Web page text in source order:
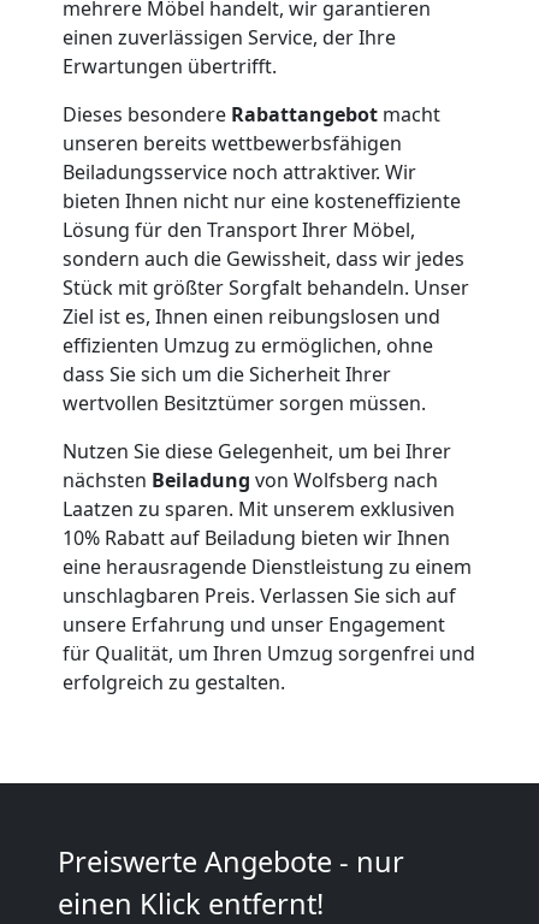
mehrere Möbel handelt, wir garantieren
einen zuverlässigen Service, der Ihre
Erwartungen übertrifft.
Dieses besondere Rabattangebot macht
unseren bereits wettbewerbsfähigen
Beiladungsservice noch attraktiver. Wir
bieten Ihnen nicht nur eine kosteneffiziente
Lösung für den Transport Ihrer Möbel,
sondern auch die Gewissheit, dass wir jedes
Stück mit größter Sorgfalt behandeln. Unser
Ziel ist es, Ihnen einen reibungslosen und
effizienten Umzug zu ermöglichen, ohne
dass Sie sich um die Sicherheit Ihrer
wertvollen Besitztümer sorgen müssen.
Nutzen Sie diese Gelegenheit, um bei Ihrer
nächsten Beiladung von Wolfsberg nach
Laatzen zu sparen. Mit unserem exklusiven
10% Rabatt auf Beiladung bieten wir Ihnen
eine herausragende Dienstleistung zu einem
unschlagbaren Preis. Verlassen Sie sich auf
unsere Erfahrung und unser Engagement
für Qualität, um Ihren Umzug sorgenfrei und
erfolgreich zu gestalten.
Preiswerte Angebote - nur
einen Klick entfernt!
Service-
Umzug
Wolfsberg
Qualitäts-
Umzüge
Wolfsberg
Vereinsumzug
Wolfsberg
Anfrage
National
Möbeltransport